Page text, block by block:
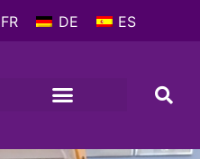
FR DE ES